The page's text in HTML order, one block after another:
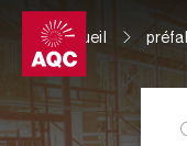
Panneau de gestion
Accueil